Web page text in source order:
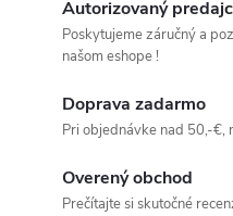
Autorizovaný
Poskytujeme záručný a
našom eshope !
Doprava zadarmo
Pri objednávke nad 50,-€,
Overený obchod
Prečítajte si skutočné